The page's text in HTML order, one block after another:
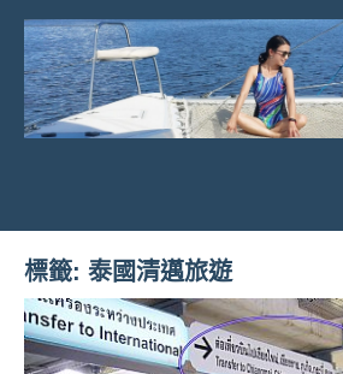
Skip
content
菲
亞
娃
JEFFIA
亞
娃
粉
絲
標籤: 泰國清邁旅遊